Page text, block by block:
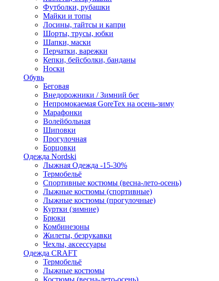
Футболки, рубашки
Майки и топы
Лосины, тайтсы и капри
Шорты, трусы, юбки
Шапки, маски
Перчатки, варежки
Кепки, бейсболки, банданы
Носки
Обувь
Беговая
Внедорожники / Зимний бег
Непромокаемая GoreTex на осень-зиму
Марафонки
Волейбольная
Шиповки
Прогулочная
Борцовки
Одежда Nordski
Лыжная Одежда -15-30%
Термобельё
Спортивные костюмы (весна-лето-осень)
Лыжные костюмы (спортивные)
Лыжные костюмы (прогулочные)
Куртки (зимние)
Брюки
Комбинезоны
Жилеты, безрукавки
Чехлы, аксессуары
Одежда CRAFT
Термобельё
Лыжные костюмы
Костюмы (весна-лето-осень)